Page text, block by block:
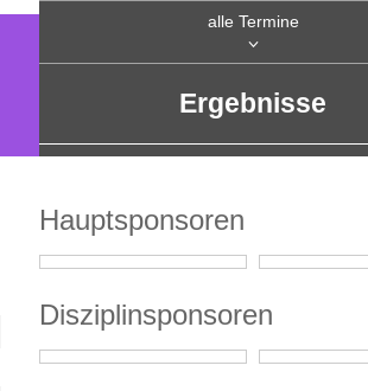
alle Termine
Ergebnisse
Hauptsponsoren
Disziplinsponsoren